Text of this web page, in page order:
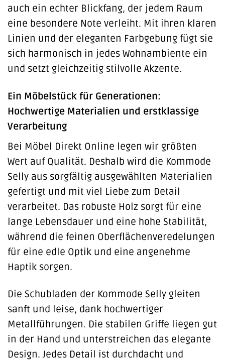
auch ein echter Blickfang, der jedem Raum
eine besondere Note verleiht. Mit ihren klaren
Linien und der eleganten Farbgebung fügt sie
sich harmonisch in jedes Wohnambiente ein
und setzt gleichzeitig stilvolle Akzente.
Ein Möbelstück für Generationen:
Hochwertige Materialien und erstklassige
Verarbeitung
Bei Möbel Direkt Online legen wir größten
Wert auf Qualität. Deshalb wird die Kommode
Selly aus sorgfältig ausgewählten Materialien
gefertigt und mit viel Liebe zum Detail
verarbeitet. Das robuste Holz sorgt für eine
lange Lebensdauer und eine hohe Stabilität,
während die feinen Oberflächenveredelungen
für eine edle Optik und eine angenehme
Haptik sorgen.
Die Schubladen der Kommode Selly gleiten
sanft und leise, dank hochwertiger
Metallführungen. Die stabilen Griffe liegen gut
in der Hand und unterstreichen das elegante
Design. Jedes Detail ist durchdacht und